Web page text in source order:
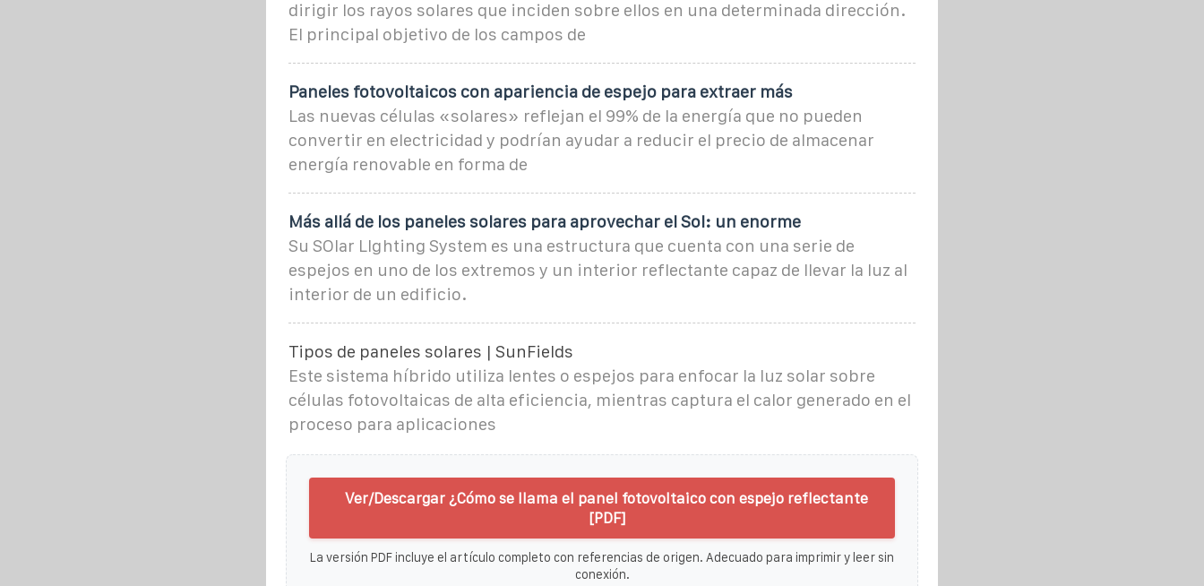
dirigir los rayos solares que inciden sobre ellos en una determinada dirección.
El principal objetivo de los campos de
Paneles fotovoltaicos con apariencia de espejo para extraer más
Las nuevas células «solares» reflejan el 99% de la energía que no pueden
convertir en electricidad y podrían ayudar a reducir el precio de almacenar
energía renovable en forma de
Más allá de los paneles solares para aprovechar el Sol: un enorme
Su SOlar LIghting System es una estructura que cuenta con una serie de
espejos en uno de los extremos y un interior reflectante capaz de llevar la luz al
interior de un edificio.
Tipos de paneles solares | SunFields
Este sistema híbrido utiliza lentes o espejos para enfocar la luz solar sobre
células fotovoltaicas de alta eficiencia, mientras captura el calor generado en el
proceso para aplicaciones
Ver/Descargar ¿Cómo se llama el panel fotovoltaico con espejo reflectante
[PDF]
La versión PDF incluye el artículo completo con referencias de origen. Adecuado para imprimir y leer sin
conexión.